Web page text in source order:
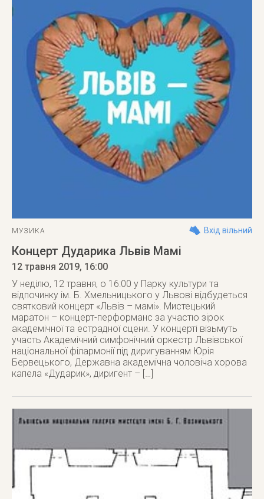
МУЗИКА Вхід вільний
Концерт Дударика Львів Мамі
12 травня 2019, 16:00
У неділю, 12 травня, о 16:00 у Парку культури та
відпочинку ім. Б. Хмельницького у Львові відбудеться
святковий концерт «Львів – мамі». Мистецький
маратон – концерт-перформанс за участю зірок
академічної та естрадної сцени. У концерті візьмуть
участь Академічний симфонічний оркестр Львівської
національної філармонії під диригуванням Юрія
Бервецького, Державна академічна чоловіча хорова
капела «Дударик», диригент – […]